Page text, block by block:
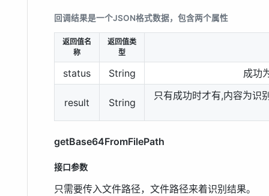
回调结果是一个JSON格式数据，包含两个属性
返回值名
称
返回值类
型
status String 成功
result String
只有成功时才有,内容为识
getBase64FromFilePath
接口参数
只需要传入文件路径，文件路径来着识别结果。